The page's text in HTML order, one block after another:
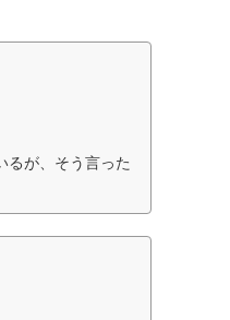
るが、そう言った